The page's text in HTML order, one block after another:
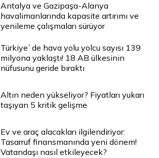
Antalya ve Gazipaşa-Alanya
havalimanlarında kapasite artırımı ve
yenileme çalışmaları sürüyor
Türkiye`de hava yolu yolcu sayısı 139
milyona yaklaştı! 18 AB ülkesinin
nüfusunu geride bıraktı
Altın neden yükseliyor? Fiyatları yukarı
taşıyan 5 kritik gelişme
Ev ve araç alacakları ilgilendiriyor:
Tasarruf finansmanında yeni dönem!
Vatandaşı nasıl etkileyecek?